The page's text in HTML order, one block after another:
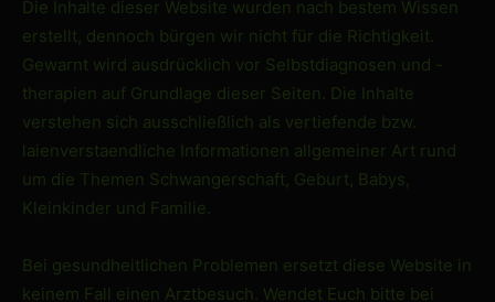
Die Inhalte dieser Website wurden nach bestem Wissen
erstellt, dennoch bürgen wir nicht für die Richtigkeit.
Gewarnt wird ausdrücklich vor Selbstdiagnosen und -
therapien auf Grundlage dieser Seiten. Die Inhalte
verstehen sich ausschließlich als vertiefende bzw.
laienverstaendliche Informationen allgemeiner Art rund
um die Themen Schwangerschaft, Geburt, Babys,
Kleinkinder und Familie.
Bei gesundheitlichen Problemen ersetzt diese Website in
keinem Fall einen Arztbesuch. Wendet Euch bitte bei